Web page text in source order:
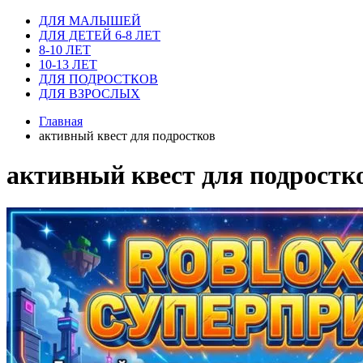
ДЛЯ МАЛЫШЕЙ
ДЛЯ ДЕТЕЙ 6-8 ЛЕТ
8-10 ЛЕТ
10-13 ЛЕТ
ДЛЯ ПОДРОСТКОВ
ДЛЯ ВЗРОСЛЫХ
Главная
активный квест для подростков
активный квест для